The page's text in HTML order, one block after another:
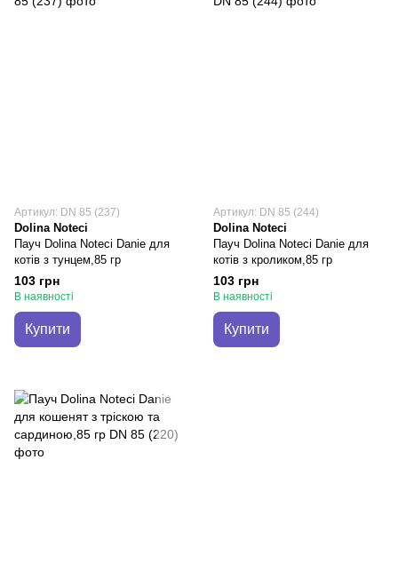
Артикул: DN 85 (237)
Dolina Noteci
Пауч Dolina Noteci Danie для
котів з тунцем,85 гр
103 грн
В наявності
Купити
Артикул: DN 85 (244)
Dolina Noteci
Пауч Dolina Noteci Danie для
котів з кроликом,85 гр
103 грн
В наявності
Купити